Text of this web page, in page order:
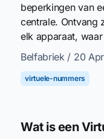
beperkingen van
centrale. Ontvang
elk apparaat,
Belfabriek / 20
virtuele-nummers
Wat is een